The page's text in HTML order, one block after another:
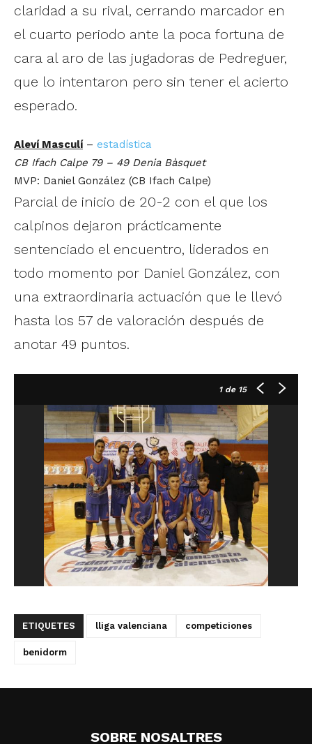
claridad a su rival, cerrando marcador en
el cuarto periodo ante la poca fortuna de
cara al aro de las jugadoras de Pedreguer,
que lo intentaron pero sin tener el acierto
esperado.
Aleví Masculí– estadística
CB Ifach Calpe 79 – 49 Denia Bàsquet
MVP: Daniel González (CB Ifach Calpe)
Parcial de inicio de 20-2 con el que los
calpinos dejaron prácticamente
sentenciado el encuentro, liderados en
todo momento por Daniel González, con
una extraordinaria actuación que le llevó
hasta los 57 de valoración después de
anotar 49 puntos.
1de 15
ETIQUETES lliga valenciana competiciones
benidorm
SOBRE NOSALTRES